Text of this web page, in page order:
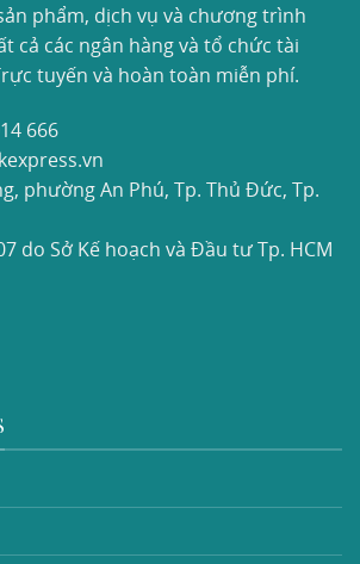
phẩm, dịch vụ và chương trình
cả các ngân hàng và tổ chức tài
tuyến và hoàn toàn miễn phí.
666
phường An Phú, Tp. Thủ Đức, Tp.
do Sở Kế hoạch và Đầu tư Tp. HCM